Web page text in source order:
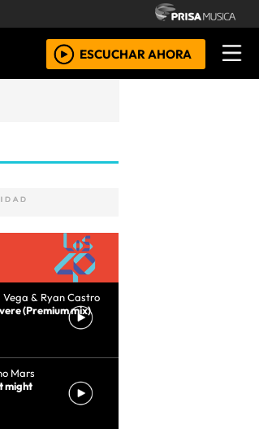
ESCUCHAR AHORA
Vega & Ryan Castro
(Premium mix)
Mars
might